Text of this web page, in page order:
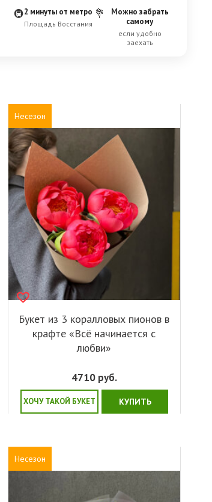
🚇2 минуты от метро
Площадь Восстания
💐
Можно забрать
самому
если удобно
заехать
Несезон
Букет из 3 коралловых пионов в
крафте «Всё начинается с
любви»
4710руб.
ХОЧУ ТАКОЙ БУКЕТ КУПИТЬ
Несезон